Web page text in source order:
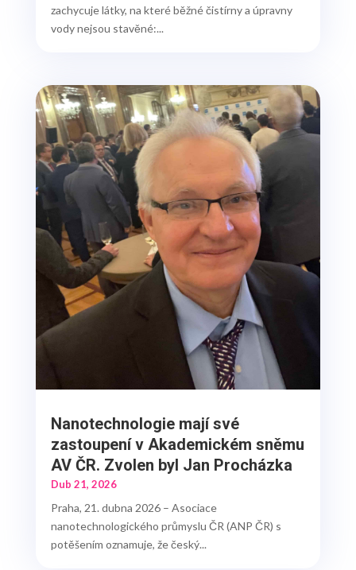
zachycuje látky, na které běžné čistírny a úpravny
vody nejsou stavěné:...
Nanotechnologie mají své
zastoupení v Akademickém sněmu
AV ČR. Zvolen byl Jan Procházka
Dub 21, 2026
Praha, 21. dubna 2026 – Asociace
nanotechnologického průmyslu ČR (ANP ČR) s
potěšením oznamuje, že český...